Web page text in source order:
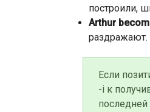
построили,
Arthur
раздражают.
Если
-i к
последней